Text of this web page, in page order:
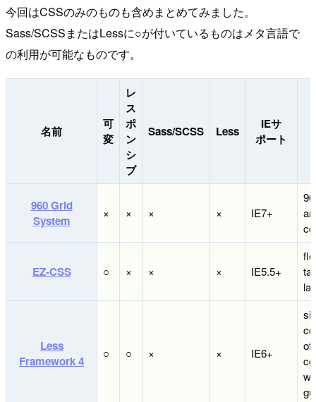
今回はCSSのみのものも含めまとめてみました。
Sass/SCSSまたはLessに○が付いているものはメタ言語で
の利用が可能なものです。
名前
可
変
レ
ス
ポ
ン
シ
ブ
Sass/SCSS Less
IEサ
ポート
960 Grid
System
× × × × IE7+
EZ-CSS ○ × × × IE5.5+
Less
Framework 4
○ ○ × × IE6+
of